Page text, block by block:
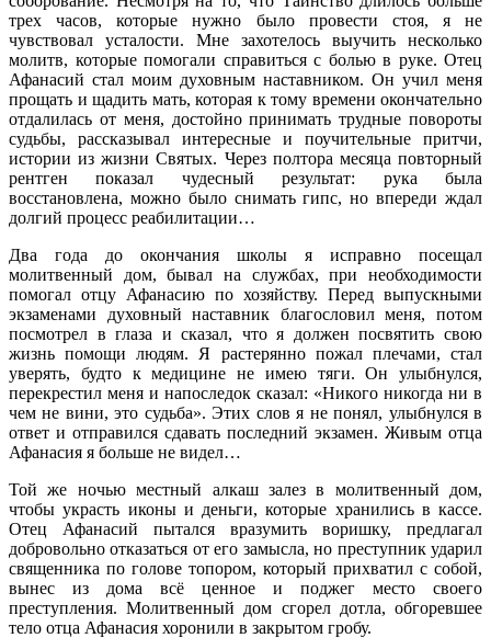
трех часов, которые нужно было провести стоя, я не
чувствовал усталости. Мне захотелось выучить несколько
молитв, которые помогали справиться с болью в руке. Отец
Афанасий стал моим духовным наставником. Он учил меня
прощать и щадить мать, которая к тому времени окончательно
отдалилась от меня, достойно принимать трудные повороты
судьбы, рассказывал интересные и поучительные притчи,
истории из жизни Святых. Через полтора месяца повторный
рентген показал чудесный результат: рука была
восстановлена, можно было снимать гипс, но впереди ждал
долгий процесс реабилитации…
Два года до окончания школы я исправно посещал
молитвенный дом, бывал на службах, при необходимости
помогал отцу Афанасию по хозяйству. Перед выпускными
экзаменами духовный наставник благословил меня, потом
посмотрел в глаза и сказал, что я должен посвятить свою
жизнь помощи людям. Я растерянно пожал плечами, стал
уверять, будто к медицине не имею тяги. Он улыбнулся,
перекрестил меня и напоследок сказал: «Никого никогда ни в
чем не вини, это судьба». Этих слов я не понял, улыбнулся в
ответ и отправился сдавать последний экзамен. Живым отца
Афанасия я больше не видел…
Той же ночью местный алкаш залез в молитвенный дом,
чтобы украсть иконы и деньги, которые хранились в кассе.
Отец Афанасий пытался вразумить воришку, предлагал
добровольно отказаться от его замысла, но преступник ударил
священника по голове топором, который прихватил с собой,
вынес из дома всё ценное и поджег место своего
преступления. Молитвенный дом сгорел дотла, обгоревшее
тело отца Афанасия хоронили в закрытом гробу.